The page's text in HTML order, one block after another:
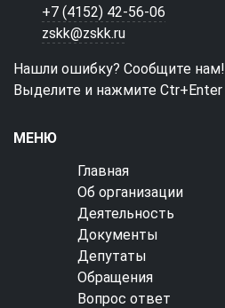
+7 (4152) 42-56-06
zskk@zskk.ru
Нашли ошибку? Сообщите нам!
Выделите и нажмите Ctr+Enter
МЕНЮ
Главная
Об организации
Деятельность
Документы
Депутаты
Обращения
Вопрос ответ